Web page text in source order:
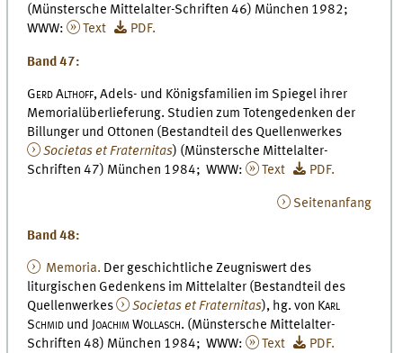
(Münstersche Mittelalter-Schriften 46) München 1982;
WWW:
Text PDF.
Band 47:
Gerd Althoff,Adels- und Königsfamilien im Spiegel ihrer
Memorialüberlieferung. Studien zum Totengedenken der
Billunger und Ottonen (Bestandteil des Quellenwerkes
Societas et Fraternitas) (Münstersche Mittelalter-
Schriften 47) München 1984; WWW:
Text PDF.
Seitenanfang
Band 48:
Memoria. Der geschichtliche Zeugniswert des
liturgischen Gedenkens im Mittelalter (Bestandteil des
Quellenwerkes
Societas et Fraternitas), hg. von Karl
Schmid und Joachim Wollasch. (Münstersche Mittelalter-
Schriften 48) München 1984; WWW:
Text PDF.